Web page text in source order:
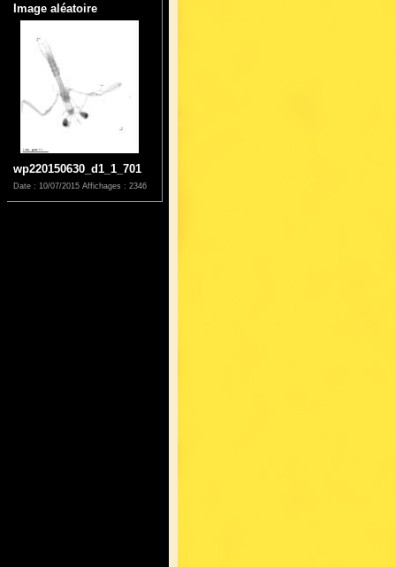
Image aléatoire
wp220150630_d1_1_701
Date : 10/07/2015 Affichages : 2346